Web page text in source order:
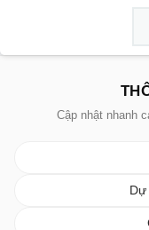
Cập nhật nhanh
Dự